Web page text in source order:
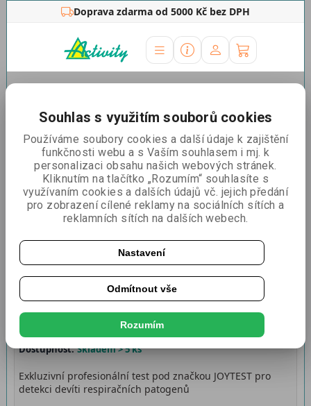
Doprava zdarma od 5000 Kč bez DPH
Řadit podle: Nejlevnější Nejdražší Nejprodávanější
9v1 respirační multitest - JoyTest - 20ks
Z nosu
Nové mutace
Dostupnost: Skladem > 5 ks
Exkluzivní profesionální test pod značkou JOYTEST pro
detekci devíti respiračních patogenů
Souhlas s využitím souborů cookies
Používáme soubory cookies a další údaje k zajištění
funkčnosti webu a s Vaším souhlasem i mj. k
personalizaci obsahu našich webových stránek.
Kliknutím na tlačítko „Rozumím“ souhlasíte s
využívaním cookies a dalších údajů vč. jejich předání
pro zobrazení cílené reklamy na sociálních sítích a
reklamních sítích na dalších webech.
Nastavení
Odmítnout vše
Rozumím